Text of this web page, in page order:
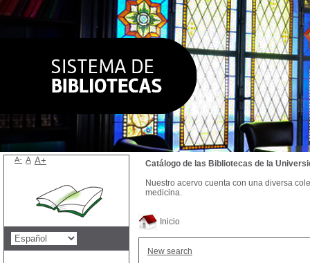
Inicio
New search
Catálogo de las Bibliotecas de la
Nuestro acervo cuenta con una diversa
medicina.
A- A A+